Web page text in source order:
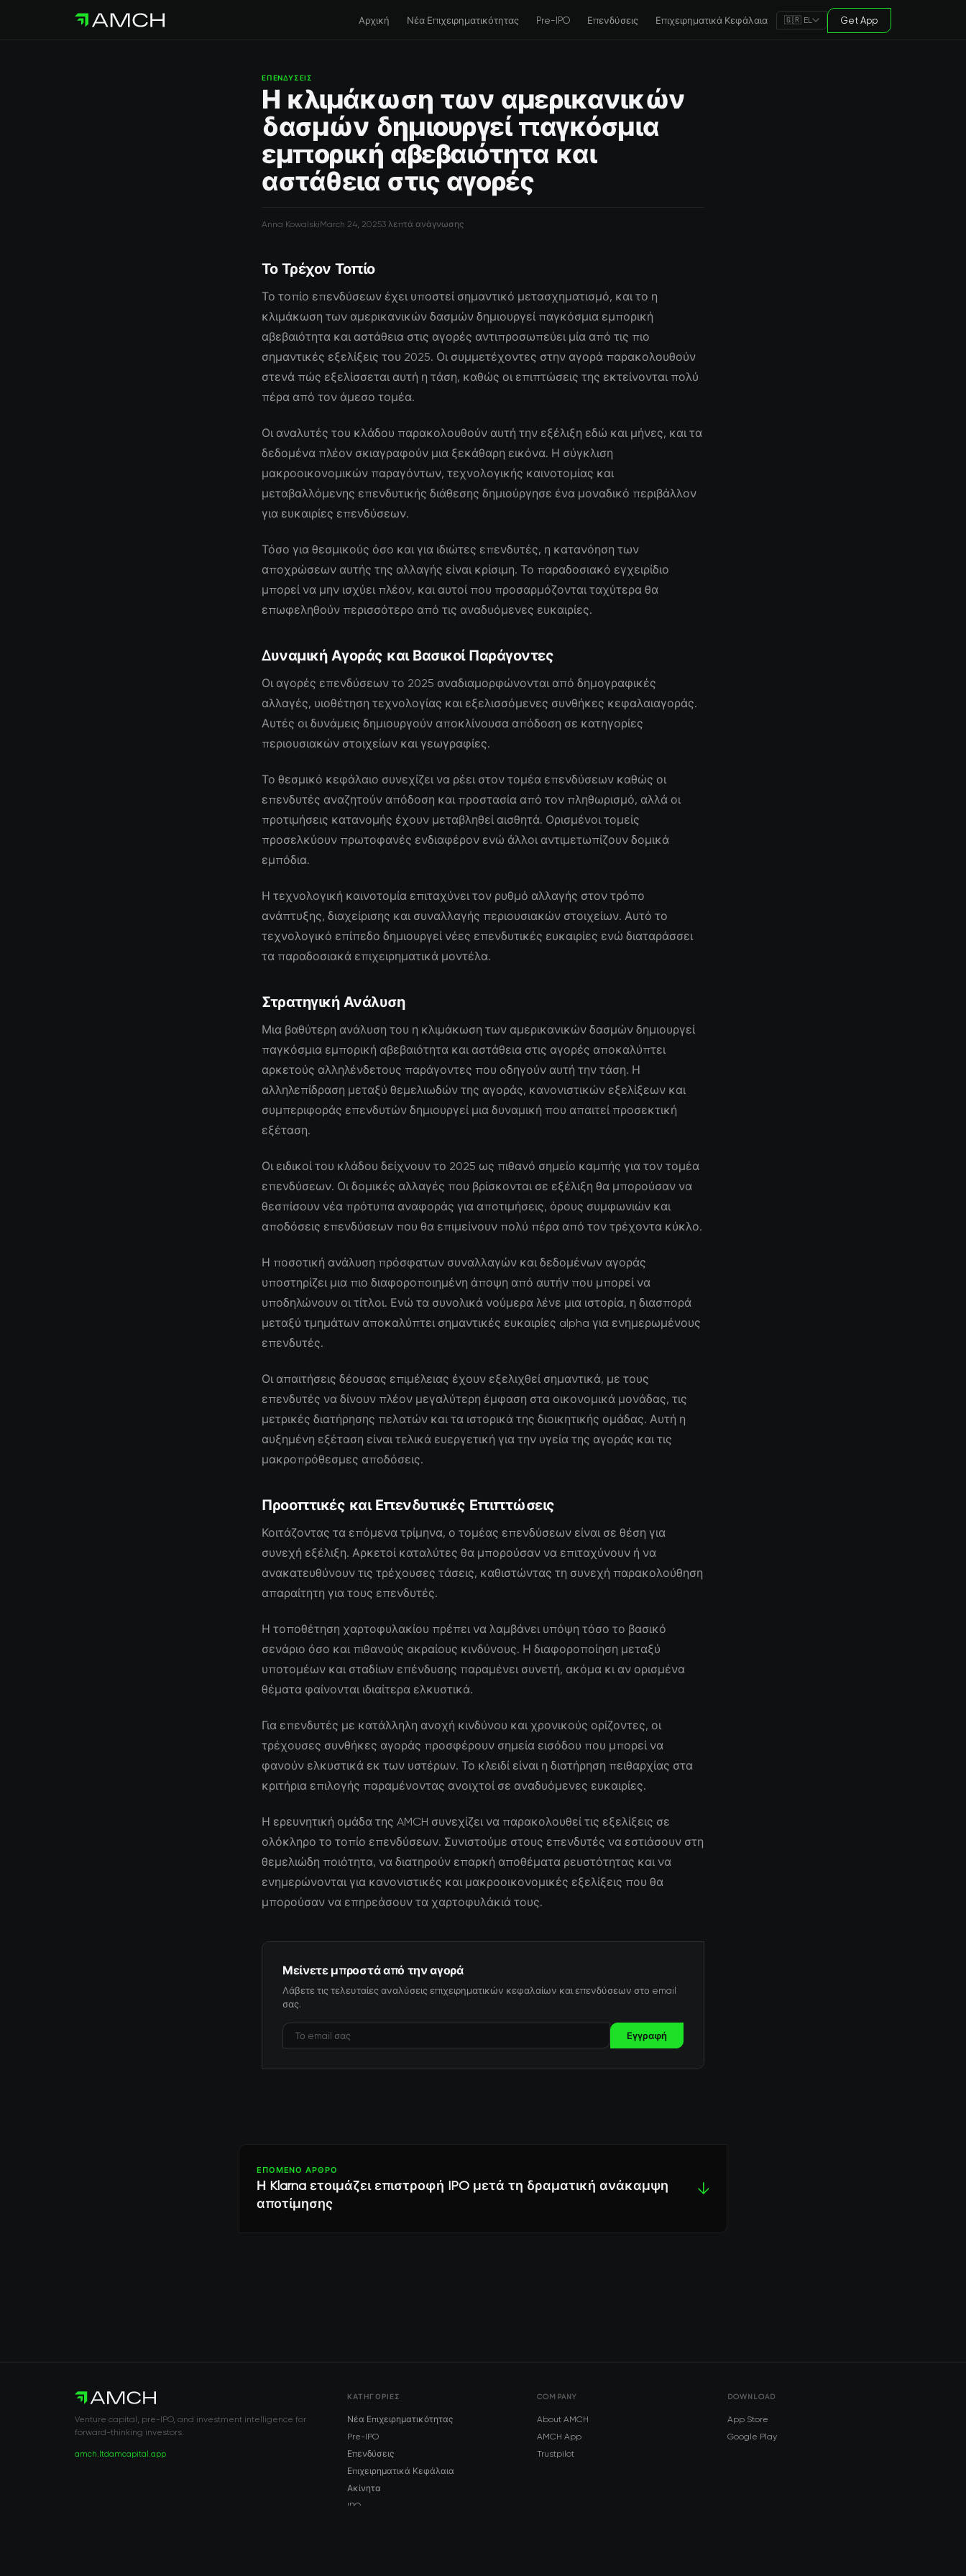
Αρχική Νέα Επιχειρηματικότητας Pre-IPO Επενδύσεις Επιχειρηματικά Κεφάλαια 🇬🇷 EL Get App
ΕΠΕΝΔΎΣΕΙΣ
Η κλιμάκωση των αμερικανικών
δασμών δημιουργεί παγκόσμια
εμπορική αβεβαιότητα και
αστάθεια στις αγορές
Anna KowalskiMarch 24, 20253 λεπτά ανάγνωσης
Το Τρέχον Τοπίο
Το τοπίο επενδύσεων έχει υποστεί σημαντικό μετασχηματισμό, και το η
κλιμάκωση των αμερικανικών δασμών δημιουργεί παγκόσμια εμπορική
αβεβαιότητα και αστάθεια στις αγορές αντιπροσωπεύει μία από τις πιο
σημαντικές εξελίξεις του 2025. Οι συμμετέχοντες στην αγορά παρακολουθούν
στενά πώς εξελίσσεται αυτή η τάση, καθώς οι επιπτώσεις της εκτείνονται πολύ
πέρα από τον άμεσο τομέα.
Οι αναλυτές του κλάδου παρακολουθούν αυτή την εξέλιξη εδώ και μήνες, και τα
δεδομένα πλέον σκιαγραφούν μια ξεκάθαρη εικόνα. Η σύγκλιση
μακροοικονομικών παραγόντων, τεχνολογικής καινοτομίας και
μεταβαλλόμενης επενδυτικής διάθεσης δημιούργησε ένα μοναδικό περιβάλλον
για ευκαιρίες επενδύσεων.
Τόσο για θεσμικούς όσο και για ιδιώτες επενδυτές, η κατανόηση των
αποχρώσεων αυτής της αλλαγής είναι κρίσιμη. Το παραδοσιακό εγχειρίδιο
μπορεί να μην ισχύει πλέον, και αυτοί που προσαρμόζονται ταχύτερα θα
επωφεληθούν περισσότερο από τις αναδυόμενες ευκαιρίες.
Δυναμική Αγοράς και Βασικοί Παράγοντες
Οι αγορές επενδύσεων το 2025 αναδιαμορφώνονται από δημογραφικές
αλλαγές, υιοθέτηση τεχνολογίας και εξελισσόμενες συνθήκες κεφαλαιαγοράς.
Αυτές οι δυνάμεις δημιουργούν αποκλίνουσα απόδοση σε κατηγορίες
περιουσιακών στοιχείων και γεωγραφίες.
Το θεσμικό κεφάλαιο συνεχίζει να ρέει στον τομέα επενδύσεων καθώς οι
επενδυτές αναζητούν απόδοση και προστασία από τον πληθωρισμό, αλλά οι
προτιμήσεις κατανομής έχουν μεταβληθεί αισθητά. Ορισμένοι τομείς
προσελκύουν πρωτοφανές ενδιαφέρον ενώ άλλοι αντιμετωπίζουν δομικά
εμπόδια.
Η τεχνολογική καινοτομία επιταχύνει τον ρυθμό αλλαγής στον τρόπο
ανάπτυξης, διαχείρισης και συναλλαγής περιουσιακών στοιχείων. Αυτό το
τεχνολογικό επίπεδο δημιουργεί νέες επενδυτικές ευκαιρίες ενώ διαταράσσει
τα παραδοσιακά επιχειρηματικά μοντέλα.
Στρατηγική Ανάλυση
Μια βαθύτερη ανάλυση του η κλιμάκωση των αμερικανικών δασμών δημιουργεί
παγκόσμια εμπορική αβεβαιότητα και αστάθεια στις αγορές αποκαλύπτει
αρκετούς αλληλένδετους παράγοντες που οδηγούν αυτή την τάση. Η
αλληλεπίδραση μεταξύ θεμελιωδών της αγοράς, κανονιστικών εξελίξεων και
συμπεριφοράς επενδυτών δημιουργεί μια δυναμική που απαιτεί προσεκτική
εξέταση.
Οι ειδικοί του κλάδου δείχνουν το 2025 ως πιθανό σημείο καμπής για τον τομέα
επενδύσεων. Οι δομικές αλλαγές που βρίσκονται σε εξέλιξη θα μπορούσαν να
θεσπίσουν νέα πρότυπα αναφοράς για αποτιμήσεις, όρους συμφωνιών και
αποδόσεις επενδύσεων που θα επιμείνουν πολύ πέρα από τον τρέχοντα κύκλο.
Η ποσοτική ανάλυση πρόσφατων συναλλαγών και δεδομένων αγοράς
υποστηρίζει μια πιο διαφοροποιημένη άποψη από αυτήν που μπορεί να
υποδηλώνουν οι τίτλοι. Ενώ τα συνολικά νούμερα λένε μια ιστορία, η διασπορά
μεταξύ τμημάτων αποκαλύπτει σημαντικές ευκαιρίες alpha για ενημερωμένους
επενδυτές.
Οι απαιτήσεις δέουσας επιμέλειας έχουν εξελιχθεί σημαντικά, με τους
επενδυτές να δίνουν πλέον μεγαλύτερη έμφαση στα οικονομικά μονάδας, τις
μετρικές διατήρησης πελατών και τα ιστορικά της διοικητικής ομάδας. Αυτή η
αυξημένη εξέταση είναι τελικά ευεργετική για την υγεία της αγοράς και τις
μακροπρόθεσμες αποδόσεις.
Προοπτικές και Επενδυτικές Επιπτώσεις
Κοιτάζοντας τα επόμενα τρίμηνα, ο τομέας επενδύσεων είναι σε θέση για
συνεχή εξέλιξη. Αρκετοί καταλύτες θα μπορούσαν να επιταχύνουν ή να
ανακατευθύνουν τις τρέχουσες τάσεις, καθιστώντας τη συνεχή παρακολούθηση
απαραίτητη για τους επενδυτές.
Η τοποθέτηση χαρτοφυλακίου πρέπει να λαμβάνει υπόψη τόσο το βασικό
σενάριο όσο και πιθανούς ακραίους κινδύνους. Η διαφοροποίηση μεταξύ
υποτομέων και σταδίων επένδυσης παραμένει συνετή, ακόμα κι αν ορισμένα
θέματα φαίνονται ιδιαίτερα ελκυστικά.
Για επενδυτές με κατάλληλη ανοχή κινδύνου και χρονικούς ορίζοντες, οι
τρέχουσες συνθήκες αγοράς προσφέρουν σημεία εισόδου που μπορεί να
φανούν ελκυστικά εκ των υστέρων. Το κλειδί είναι η διατήρηση πειθαρχίας στα
κριτήρια επιλογής παραμένοντας ανοιχτοί σε αναδυόμενες ευκαιρίες.
Η ερευνητική ομάδα της AMCH συνεχίζει να παρακολουθεί τις εξελίξεις σε
ολόκληρο το τοπίο επενδύσεων. Συνιστούμε στους επενδυτές να εστιάσουν στη
θεμελιώδη ποιότητα, να διατηρούν επαρκή αποθέματα ρευστότητας και να
ενημερώνονται για κανονιστικές και μακροοικονομικές εξελίξεις που θα
μπορούσαν να επηρεάσουν τα χαρτοφυλάκιά τους.
Μείνετε μπροστά από την αγορά
Λάβετε τις τελευταίες αναλύσεις επιχειρηματικών κεφαλαίων και επενδύσεων στο email
σας.
Εγγραφή
ΕΠΌΜΕΝΟ ΆΡΘΡΟ
Η Klarna ετοιμάζει επιστροφή IPO μετά τη δραματική ανάκαμψη
αποτίμησης
↓
Venture capital, pre-IPO, and investment intelligence for
forward-thinking investors.
amch.ltdamcapital.app
ΚΑΤΗΓΟΡΊΕΣ
Νέα Επιχειρηματικότητας
Pre-IPO
Επενδύσεις
Επιχειρηματικά Κεφάλαια
Ακίνητα
IPO
COMPANY
About AMCH
AMCH App
Trustpilot
DOWNLOAD
App Store
Google Play